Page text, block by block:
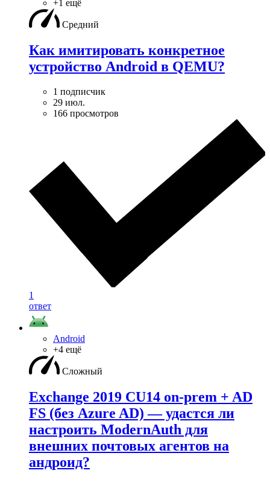
+1 ещё
Средний
Как имитировать конкретное
устройство Android в QEMU?
1 подписчик
29 июл.
166 просмотров
1
ответ
Android
+4 ещё
Сложный
Exchange 2019 CU14 on-prem + AD
FS (без Azure AD) — удаcтся ли
настроить ModernAuth для
внешних почтовых агентов на
андроид?